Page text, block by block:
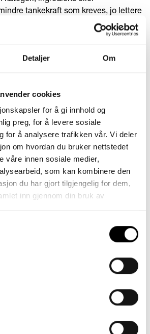
Detaljer Om
cookies
for å gi innhold og
preg, for å levere sosiale
for å analysere trafikken vår. Vi deler
om hvordan du bruker nettstedet
våre innen sosiale medier,
som kan kombinere den
du har gjort tilgjengelig for dem,
inn gjennom din bruk av
tankekraft som kreves, jo lettere
ingredienser lettere å skille fra
som de skaper forventning om
lime curry og Passe piffa chillikylling
med større vekt på merkevarens
få et subbrand?
navigasjon ikke nok. Produktet må
for et subbrand.
tilføre en ekstra dimensjon under
subbrands skape en tilleggsverdi.
for en bestemt målgruppe.